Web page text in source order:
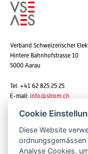
Verband Schweizerischer
Hintere Bahnhofstrasse 10
5000 Aarau
Tel. +41 62 825 25 25
E-mail: info@strom.ch
Cookie
Diese Website
Analyse Cookies,